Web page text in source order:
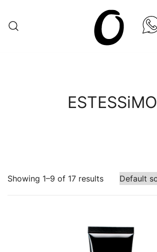
content
ESTESSiMO
Showing 1–9 of 17 results